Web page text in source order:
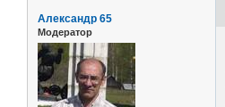
Александр 65
Модератор